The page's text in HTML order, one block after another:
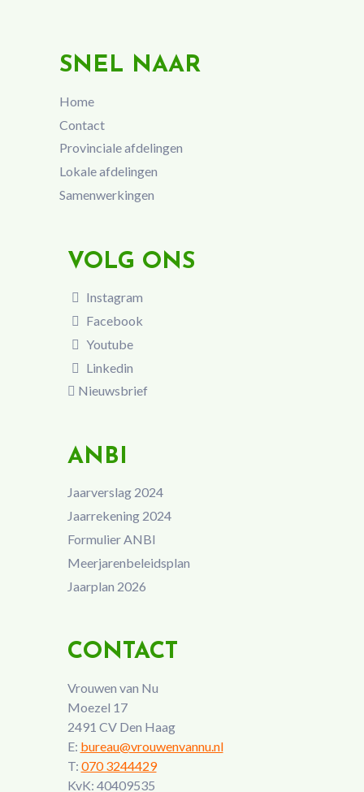
SNEL NAAR
Home
Contact
Provinciale afdelingen
Lokale afdelingen
Samenwerkingen
VOLG ONS
Instagram
Facebook
Youtube
Linkedin
Nieuwsbrief
ANBI
Jaarverslag 2024
Jaarrekening 2024
Formulier ANBI
Meerjarenbeleidsplan
Jaarplan 2026
CONTACT
Vrouwen van Nu
Moezel 17
2491 CV Den Haag
E: bureau@vrouwenvannu.nl
T: 070 3244429
KvK: 40409535